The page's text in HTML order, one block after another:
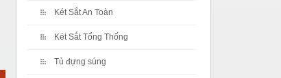
Két Sắt An Toàn
Két Sắt Tổng Thống
Tủ đựng súng